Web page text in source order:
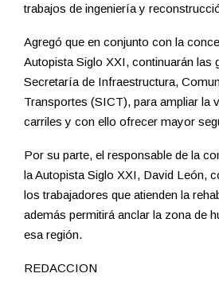
trabajos de ingeniería y
Agregó que en conjunto con la
Autopista Siglo XXI, continuarán las
Secretaría de Infraestructura,
Transportes (SICT), para ampliar la
carriles y con ello ofrecer mayor
Por su parte, el responsable de la
la Autopista Siglo XXI, David León,
los trabajadores que atienden la
además permitirá anclar la zona de
esa región.
REDACCION